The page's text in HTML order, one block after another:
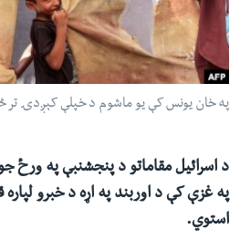
شئ
لټون
ځای
ته
له مونږ سره په تماس کې پاتې شئ
په خان یونس کې یو ماشوم د خپلې کېږدۍ تر
په غزې کې د اوربند په اړه د خبرو
استوي.